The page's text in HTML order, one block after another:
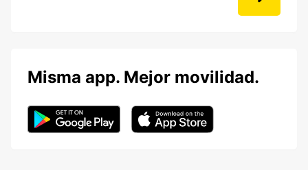
Misma app. Mejor movilidad.